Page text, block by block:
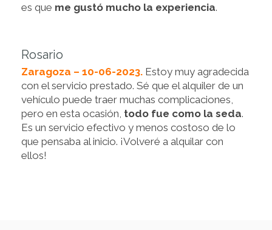
es que me gustó mucho la experiencia.
Rosario
Zaragoza – 10-06-2023. Estoy muy agradecida
con el servicio prestado. Sé que el alquiler de un
vehículo puede traer muchas complicaciones,
pero en esta ocasión, todo fue como la seda.
Es un servicio efectivo y menos costoso de lo
que pensaba al inicio. ¡Volveré a alquilar con
ellos!